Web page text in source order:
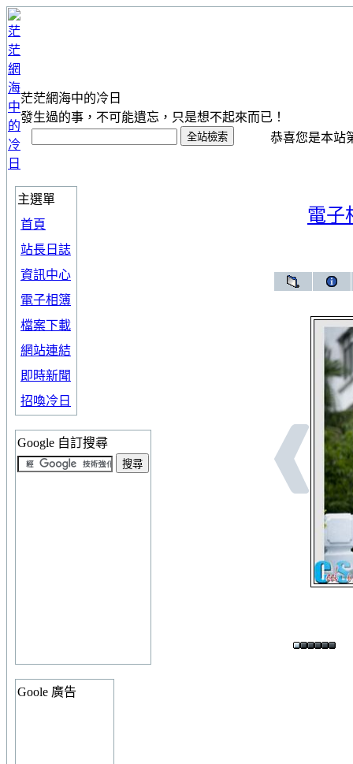
茫茫網海中的冷日
發生過的事，不可能遺忘，只是想不起來而已！
恭喜您是本站
主選單
首頁
站長日誌
資訊中心
電子相簿
檔案下載
網站連結
即時新聞
招喚冷日
Google 自訂搜尋
Goole 廣告
電子